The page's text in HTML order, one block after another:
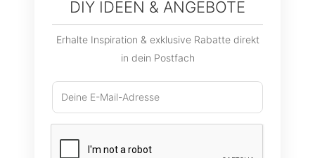
DIY IDEEN & ANGEBOTE
Erhalte Inspiration & exklusive Rabatte direkt
in dein Postfach